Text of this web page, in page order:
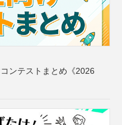
ンテストまとめ《2026